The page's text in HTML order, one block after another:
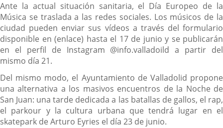
Ante la actual situación sanitaria, el Día Europeo de la
Música se traslada a las redes sociales. Los músicos de la
ciudad pueden enviar sus vídeos a través del formulario
disponible en (enlace) hasta el 17 de junio y se publicarán
en el perfil de Instagram @info.valladoild a partir del
mismo día 21.
Del mismo modo, el Ayuntamiento de Valladolid propone
una alternativa a los masivos encuentros de la Noche de
San Juan: una tarde dedicada a las batallas de gallos, el rap,
el parkour y la cultura urbana que tendrá lugar en el
skatepark de Arturo Eyries el día 23 de junio.